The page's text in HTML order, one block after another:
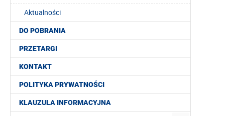
Aktualności
DO POBRANIA
PRZETARGI
KONTAKT
POLITYKA PRYWATNOŚCI
KLAUZULA INFORMACYJNA